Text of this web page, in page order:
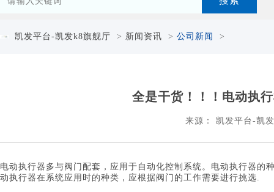
凯发平台-凯发k8旗舰厅 > 新闻资讯 > 公司新闻 >
全是干货！！！电动执
来源： 凯发平台-凯
电动执行器多与阀门配套，应用于自动化控制系统。电动执行器
动执行器在系统应用时的种类，应根据阀门的工作需要进行挑选.